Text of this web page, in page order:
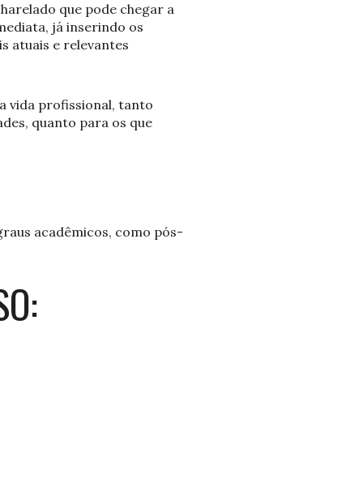
que pode chegar a
já inserindo os
atuais e relevantes
vida profissional, tanto
quanto para os que
acadêmicos, como pós-